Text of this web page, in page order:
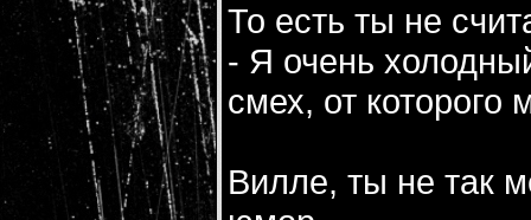
То есть ты не
- Я очень
смех, от которого
Вилле, ты не так